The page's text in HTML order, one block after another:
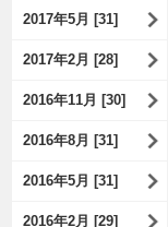
2017年5月 [31]
2017年2月 [28]
2016年11月 [30]
2016年8月 [31]
2016年5月 [31]
2016年2月 [29]